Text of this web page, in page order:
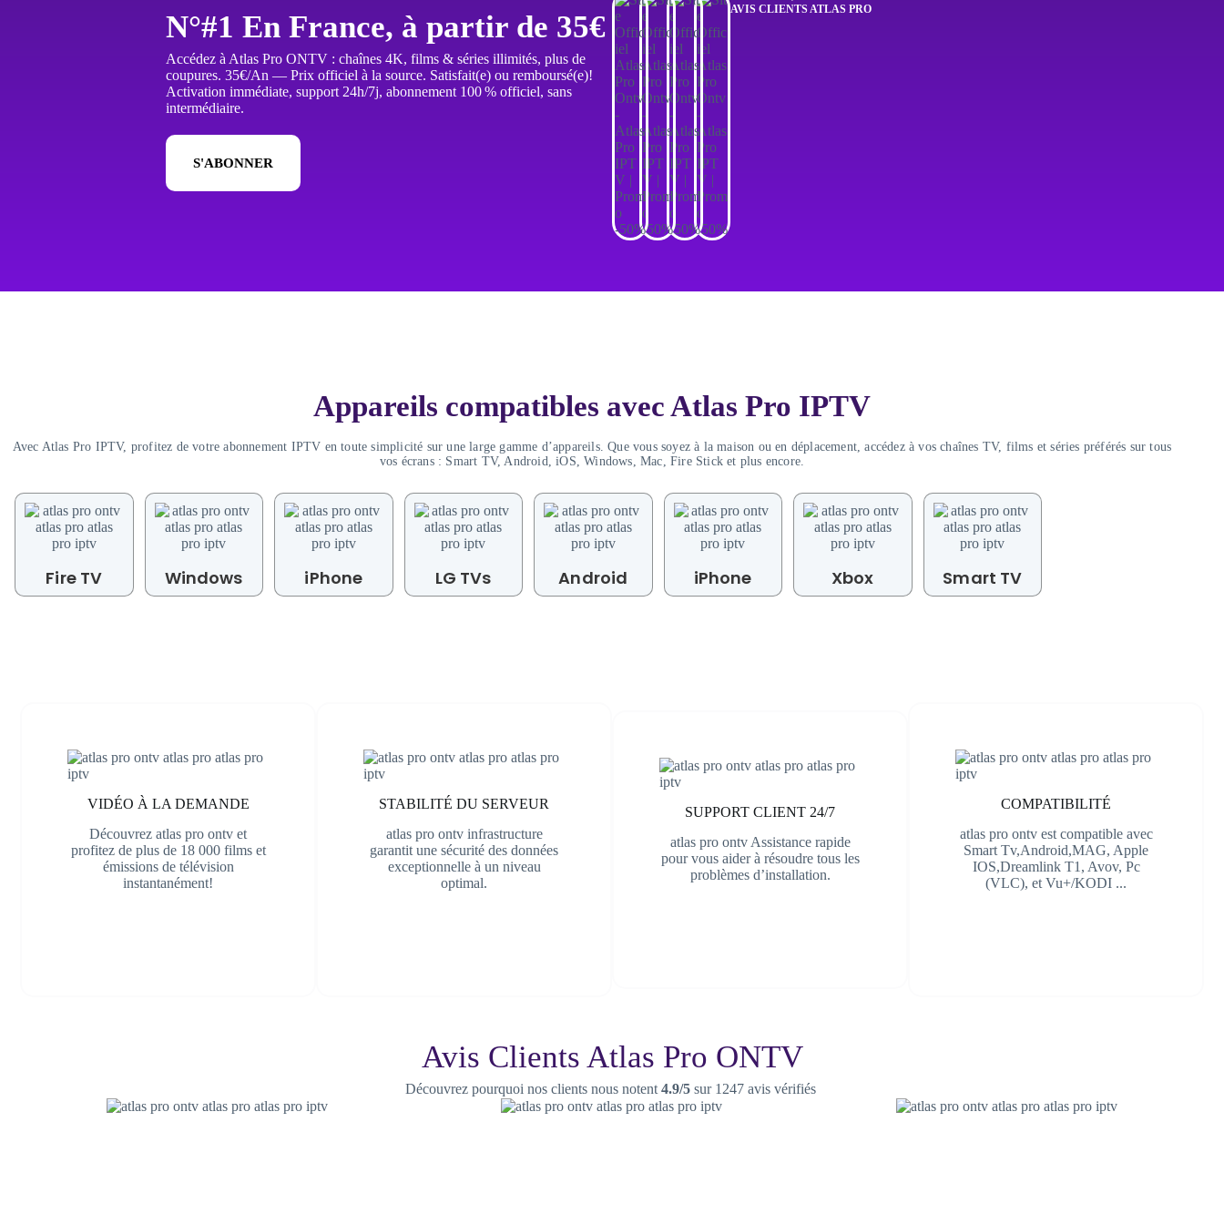
N°#1 En France, à partir de 35€
Accédez à Atlas Pro ONTV : chaînes 4K, films & séries illimités, plus de
coupures. 35€/An — Prix officiel à la source. Satisfait(e) ou remboursé(e)!
Activation immédiate, support 24h/7j, abonnement 100 % officiel, sans
intermédiaire.
S'ABONNER
AVIS CLIENTS ATLAS PRO
Appareils compatibles avec Atlas Pro IPTV
Avec Atlas Pro IPTV, profitez de votre abonnement IPTV en toute simplicité sur une large gamme d’appareils. Que vous soyez à la maison ou en déplacement, accédez à vos chaînes TV, films et séries préférés sur tous
vos écrans : Smart TV, Android, iOS, Windows, Mac, Fire Stick et plus encore.
Fire TV Windows iPhone LG TVs Android iPhone Xbox Smart TV
VIDÉO À LA DEMANDE
Découvrez atlas pro ontv et
profitez de plus de 18 000 films et
émissions de télévision
instantanément!
STABILITÉ DU SERVEUR
atlas pro ontv infrastructure
garantit une sécurité des données
exceptionnelle à un niveau
optimal.
SUPPORT CLIENT 24/7
atlas pro ontv Assistance rapide
pour vous aider à résoudre tous les
problèmes d’installation.
COMPATIBILITÉ
atlas pro ontv est compatible avec
Smart Tv,Android,MAG, Apple
IOS,Dreamlink T1, Avov, Pc
(VLC), et Vu+/KODI ...
Avis Clients Atlas Pro ONTV
Découvrez pourquoi nos clients nous notent 4.9/5sur 1247 avis vérifiés